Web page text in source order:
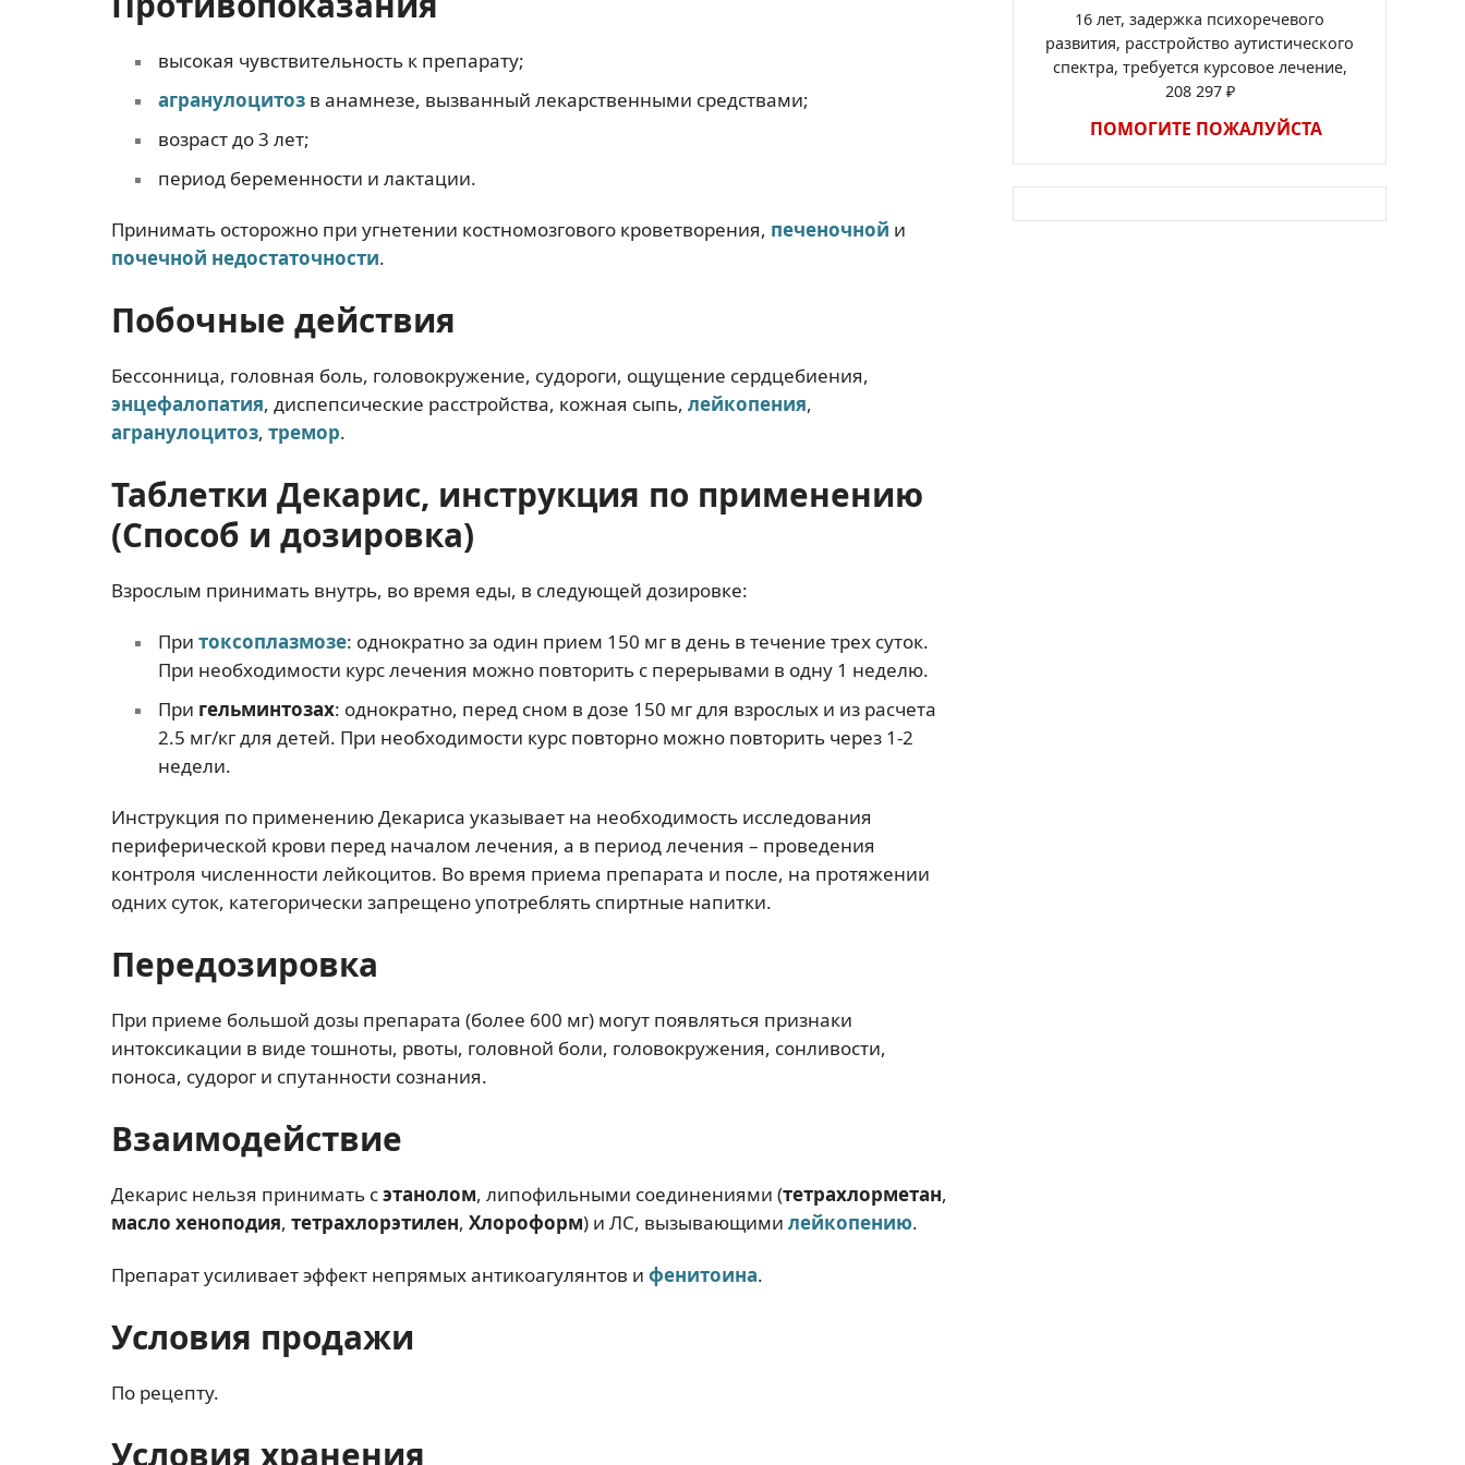
высокая чувствительность к препарату;
агранулоцитозв анамнезе, вызванный лекарственными средствами;
возраст до 3 лет;
период беременности и лактации.
Принимать осторожно при угнетении костномозгового кроветворения, печеночной и
почечной недостаточности.
Побочные действия
Бессонница, головная боль, головокружение, судороги, ощущение сердцебиения,
энцефалопатия, диспепсические расстройства, кожная сыпь, лейкопения,
агранулоцитоз, тремор.
Таблетки Декарис, инструкция по применению
(Способ и дозировка)
Взрослым принимать внутрь, во время еды, в следующей дозировке:
При токсоплазмозе: однократно за один прием 150 мг в день в течение трех суток.
При необходимости курс лечения можно повторить с перерывами в одну 1 неделю.
При гельминтозах: однократно, перед сном в дозе 150 мг для взрослых и из расчета
2.5 мг/кг для детей. При необходимости курс повторно можно повторить через 1-2
недели.
Инструкция по применению Декариса указывает на необходимость исследования
периферической крови перед началом лечения, а в период лечения – проведения
контроля численности лейкоцитов. Во время приема препарата и после, на протяжении
одних суток, категорически запрещено употреблять спиртные напитки.
Передозировка
При приеме большой дозы препарата (более 600 мг) могут появляться признаки
интоксикации в виде тошноты, рвоты, головной боли, головокружения, сонливости,
поноса, судорог и спутанности сознания.
Взаимодействие
Декарис нельзя принимать сэтанолом, липофильными соединениями (тетрахлорметан,
масло хеноподия, тетрахлорэтилен, Хлороформ) и ЛС, вызывающими лейкопению.
Препарат усиливает эффект непрямых антикоагулянтов и фенитоина.
Условия продажи
По рецепту.
Условия хранения
16 лет, задержка психоречевого
развития, расстройство аутистического
спектра, требуется курсовое лечение,
208 297 ₽
ПОМОГИТЕ ПОЖАЛУЙСТА